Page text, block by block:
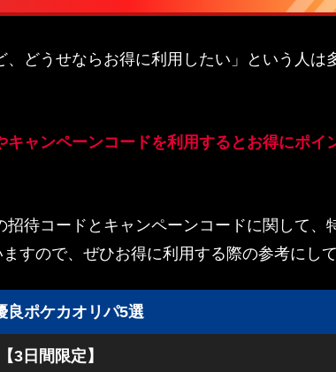
、どうせならお得に利用したい」という人は
キャンペーンコードを利用するとお得にポイ
招待コードとキャンペーンコードに関して、
すので、ぜひお得に利用する際の参考にして
良ポケカオリパ5選
【3日間限定】